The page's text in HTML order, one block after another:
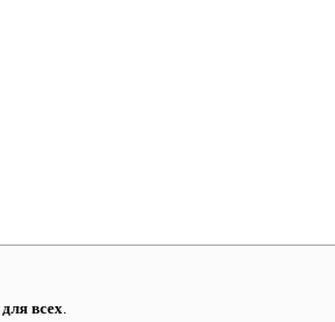
для всех